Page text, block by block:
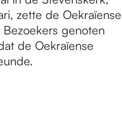
zette de Oekraïense
genoten
de Oekraïense